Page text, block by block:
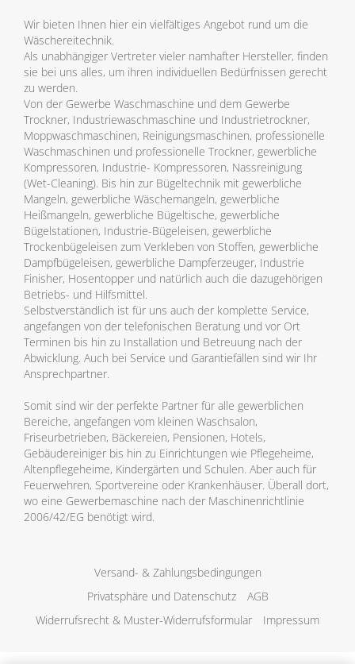
Wir bieten Ihnen hier ein vielfältiges Angebot rund um die
Wäschereitechnik.
Als unabhängiger Vertreter vieler namhafter Hersteller, finden
sie bei uns alles, um ihren individuellen Bedürfnissen gerecht
zu werden.
Von der Gewerbe Waschmaschine und dem Gewerbe
Trockner, Industriewaschmaschine und Industrietrockner,
Moppwaschmaschinen, Reinigungsmaschinen, professionelle
Waschmaschinen und professionelle Trockner, gewerbliche
Kompressoren, Industrie- Kompressoren, Nassreinigung
(Wet-Cleaning). Bis hin zur Bügeltechnik mit gewerbliche
Mangeln, gewerbliche Wäschemangeln, gewerbliche
Heißmangeln, gewerbliche Bügeltische, gewerbliche
Bügelstationen, Industrie-Bügeleisen, gewerbliche
Trockenbügeleisen zum Verkleben von Stoffen, gewerbliche
Dampfbügeleisen, gewerbliche Dampferzeuger, Industrie
Finisher, Hosentopper und natürlich auch die dazugehörigen
Betriebs- und Hilfsmittel.
Selbstverständlich ist für uns auch der komplette Service,
angefangen von der telefonischen Beratung und vor Ort
Terminen bis hin zu Installation und Betreuung nach der
Abwicklung. Auch bei Service und Garantiefällen sind wir Ihr
Ansprechpartner.
Somit sind wir der perfekte Partner für alle gewerblichen
Bereiche, angefangen vom kleinen Waschsalon,
Friseurbetrieben, Bäckereien, Pensionen, Hotels,
Gebäudereiniger bis hin zu Einrichtungen wie Pflegeheime,
Altenpflegeheime, Kindergärten und Schulen. Aber auch für
Feuerwehren, Sportvereine oder Krankenhäuser. Überall dort,
wo eine Gewerbemaschine nach der Maschinenrichtlinie
2006/42/EG benötigt wird.
Versand- & Zahlungsbedingungen
Privatsphäre und Datenschutz
AGB
Widerrufsrecht & Muster-Widerrufsformular
Impressum